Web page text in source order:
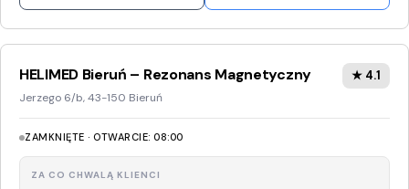
HELIMED Bieruń – Rezonans Magnetyczny
Jerzego 6/b, 43-150 Bieruń
★ 4.1
ZAMKNIĘTE · OTWARCIE: 08:00
ZA CO CHWALĄ KLIENCI